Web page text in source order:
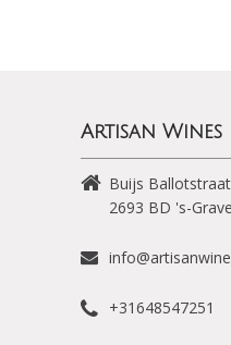
Artisan Wines
Buijs
2693 BD 's-
+31648547251